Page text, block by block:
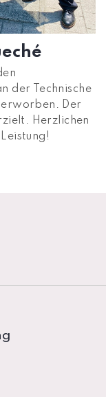
der Technische
Der
Herzlichen